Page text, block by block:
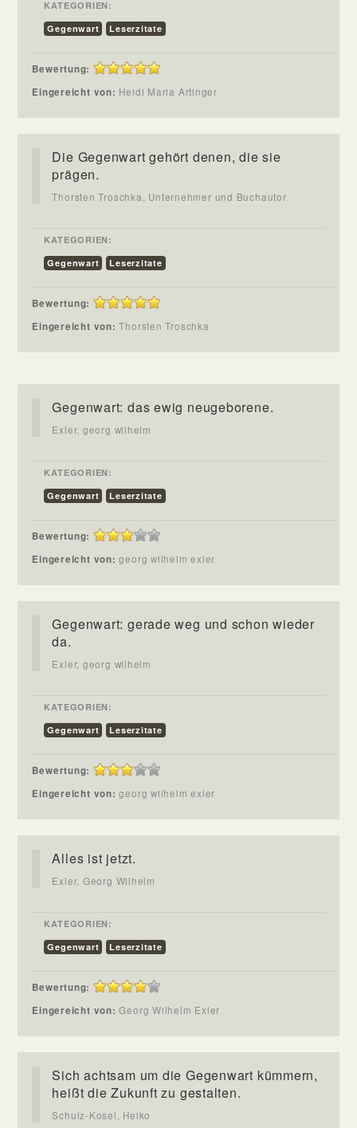
KATEGORIEN:
Gegenwart
Leserzitate
Bewertung:
Eingereicht von: Heidi Maria Artinger
Die Gegenwart gehört denen, die sie
prägen.
Thorsten Troschka, Unternehmer und Buchautor
KATEGORIEN:
Gegenwart
Leserzitate
Bewertung:
Eingereicht von:Thorsten Troschka
Gegenwart: das ewig neugeborene.
Exler, georg wilhelm
KATEGORIEN:
Gegenwart
Leserzitate
Bewertung:
Eingereicht von:georg wilhelm exler
Gegenwart: gerade weg und schon wieder
da.
Exler, georg wilhelm
KATEGORIEN:
Gegenwart
Leserzitate
Bewertung:
Eingereicht von:georg wilhelm exler
Alles ist jetzt.
Exler, Georg Wilhelm
KATEGORIEN:
Gegenwart
Leserzitate
Bewertung:
Eingereicht von:Georg Wilhelm Exler
Sich achtsam um die Gegenwart kümmern,
heißt die Zukunft zu gestalten.
Schulz-Kosel, Heiko